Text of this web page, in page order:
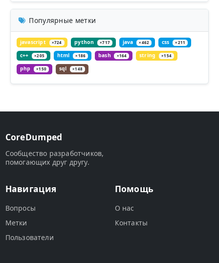
Популярные метки
javascript ×724 python ×717 java ×462 css ×211
c++ ×205 html ×186 bash ×164 string ×154
php ×150 sql ×148
CoreDumped
Сообщество разработчиков,
помогающих друг другу.
Навигация
Вопросы
Метки
Пользователи
Помощь
О нас
Контакты